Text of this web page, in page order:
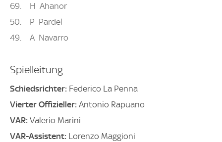
69 H Ahanor
50
P Pardel
49
A Navarro
Spielleitung
Schiedsrichter: Federico La Penna
Vierter Offizieller: Antonio Rapuano
VAR: Valerio Marini
VAR-Assistent: Lorenzo Maggioni